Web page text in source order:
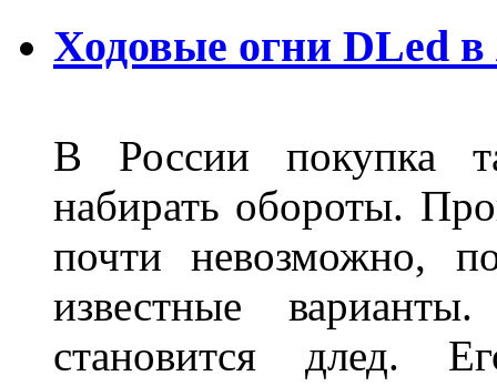
Ходовые огни DLed в
В России покупка
набирать обороты.
почти невозможно,
известные
становится длед.